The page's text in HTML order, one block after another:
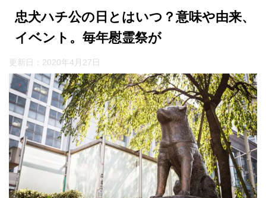
忠犬ハチ公の日とはいつ？意味や由来、
イベント。毎年慰霊祭が
更新日： 2020年4月27日